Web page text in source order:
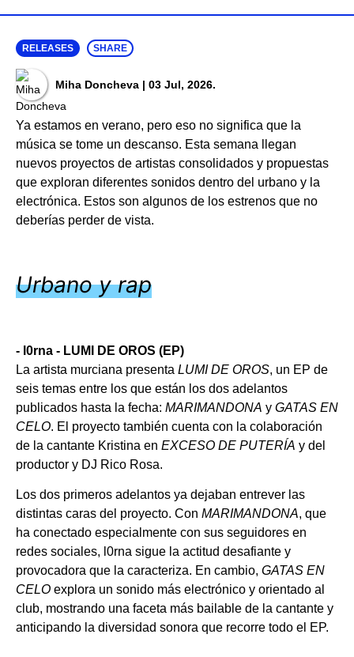
RELEASES SHARE
Miha Doncheva | 03 Jul, 2026.
Ya estamos en verano, pero eso no significa que la
música se tome un descanso. Esta semana llegan
nuevos proyectos de artistas consolidados y propuestas
que exploran diferentes sonidos dentro del urbano y la
electrónica. Estos son algunos de los estrenos que no
deberías perder de vista.
Urbano y rap
- l0rna - LUMI DE OROS (EP)
La artista murciana presenta LUMI DE OROS, un EP de
seis temas entre los que están los dos adelantos
publicados hasta la fecha: MARIMANDONA y GATAS EN
CELO. El proyecto también cuenta con la colaboración
de la cantante Kristina en EXCESO DE PUTERÍA y del
productor y DJ Rico Rosa.
Los dos primeros adelantos ya dejaban entrever las
distintas caras del proyecto. Con MARIMANDONA, que
ha conectado especialmente con sus seguidores en
redes sociales, l0rna sigue la actitud desafiante y
provocadora que la caracteriza. En cambio, GATAS EN
CELO explora un sonido más electrónico y orientado al
club, mostrando una faceta más bailable de la cantante y
anticipando la diversidad sonora que recorre todo el EP.